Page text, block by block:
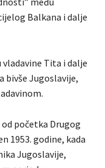
Balkana i dalje
vladavine Tita i dalje
bivše Jugoslavije,
početka Drugog
1953. godine, kada
Jugoslavije,